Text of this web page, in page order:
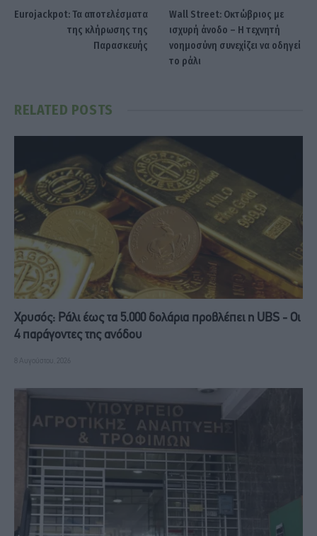
Eurojackpot: Τα αποτελέσματα
της κλήρωσης της
Παρασκευής
Wall Street: Οκτώβριος με
ισχυρή άνοδο – Η τεχνητή
νοημοσύνη συνεχίζει να οδηγεί
το ράλι
RELATED POSTS
Χρυσός: Ράλι έως τα 5.000 δολάρια προβλέπει η UBS - Οι
4 παράγοντες της ανόδου
8 Αυγούστου, 2026